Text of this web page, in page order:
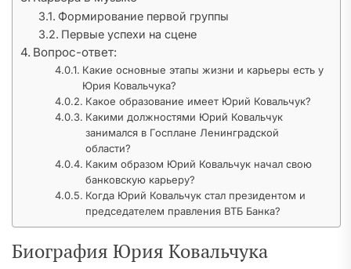
Формирование первой группы
Первые успехи на сцене
Вопрос-ответ:
Какие основные этапы жизни и карьеры есть у
Юрия Ковальчука?
Какое образование имеет Юрий Ковальчук?
Какими должностями Юрий Ковальчук
занимался в Госплане Ленинградской
области?
Каким образом Юрий Ковальчук начал свою
банковскую карьеру?
Когда Юрий Ковальчук стал президентом и
председателем правления ВТБ Банка?
Биография Юрия Ковальчука